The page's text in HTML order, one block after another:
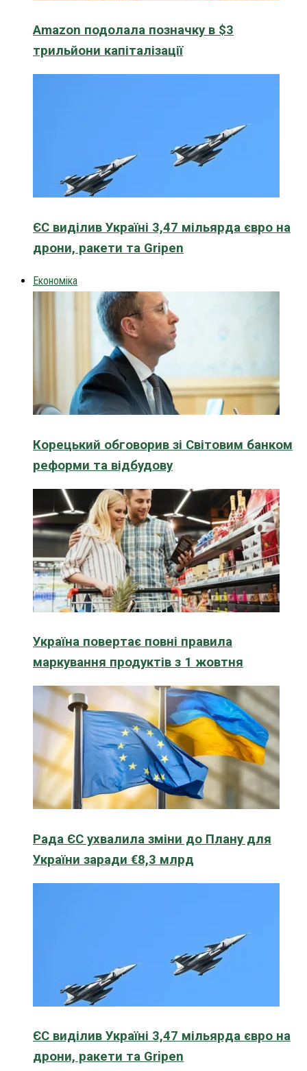
Amazon подолала позначку в $3
трильйони капіталізації
ЄС виділив Україні 3,47 мільярда євро на
дрони, ракети та Gripen
Економіка
Корецький обговорив зі Світовим банком
реформи та відбудову
Україна повертає повні правила
маркування продуктів з 1 жовтня
Рада ЄС ухвалила зміни до Плану для
України заради €8,3 млрд
ЄС виділив Україні 3,47 мільярда євро на
дрони, ракети та Gripen